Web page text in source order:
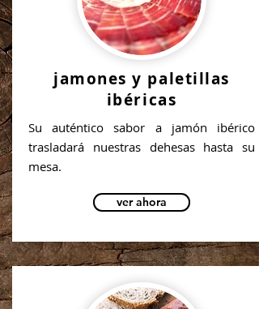
jamones y paletillas
ibéricas
Su auténtico sabor a jamón ibérico
trasladará nuestras dehesas hasta su
mesa.
ver ahora